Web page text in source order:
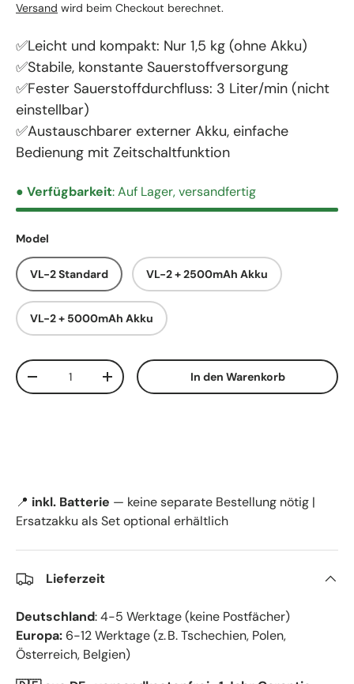
Versand wird beim Checkout berechnet.
✅Leicht und kompakt: Nur 1,5 kg (ohne Akku)
✅Stabile, konstante Sauerstoffversorgung
✅Fester Sauerstoffdurchfluss: 3 Liter/min (nicht
einstellbar)
✅Austauschbarer externer Akku, einfache
Bedienung mit Zeitschaltfunktion
● Verfügbarkeit: Auf Lager, versandfertig
Model
VL-2 Standard VL-2 + 2500mAh Akku
VL-2 + 5000mAh Akku
Anzahl
-
+ In den Warenkorb
📍 inkl. Batterie — keine separate Bestellung nötig |
Ersatzakku als Set optional erhältlich
Lieferzeit
Deutschland: 4-5 Werktage (keine Postfächer)
Europa: 6-12 Werktage (z. B. Tschechien, Polen,
Österreich, Belgien)